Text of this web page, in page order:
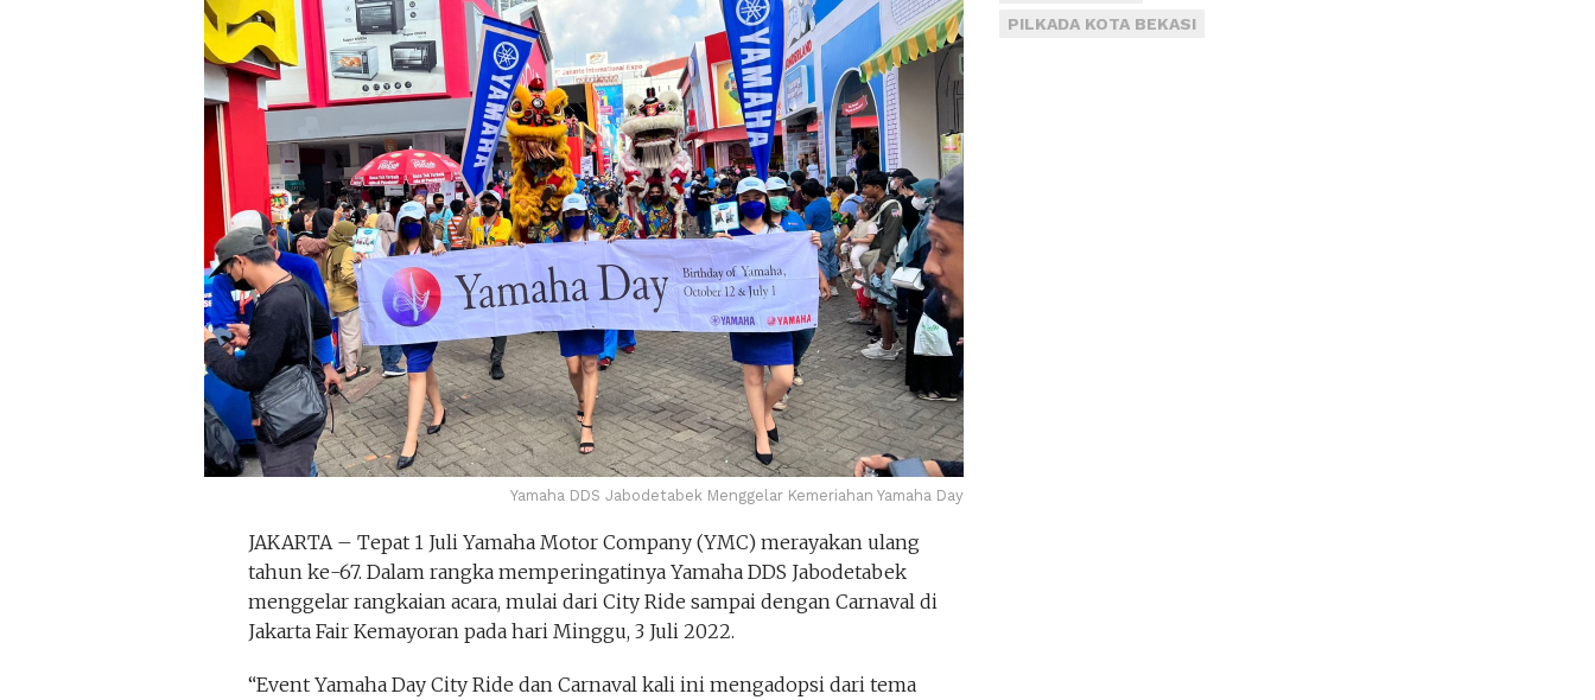
Yamaha DDS Jabodetabek Menggelar Kemeriahan Yamaha Day
JAKARTA – Tepat 1 Juli Yamaha Motor Company (YMC) merayakan ulang
tahun ke-67. Dalam rangka memperingatinya Yamaha DDS Jabodetabek
menggelar rangkaian acara, mulai dari City Ride sampai dengan Carnaval di
Jakarta Fair Kemayoran pada hari Minggu, 3 Juli 2022.
“Event Yamaha Day City Ride dan Carnaval kali ini mengadopsi dari tema
PILKADA KOTA BEKASI